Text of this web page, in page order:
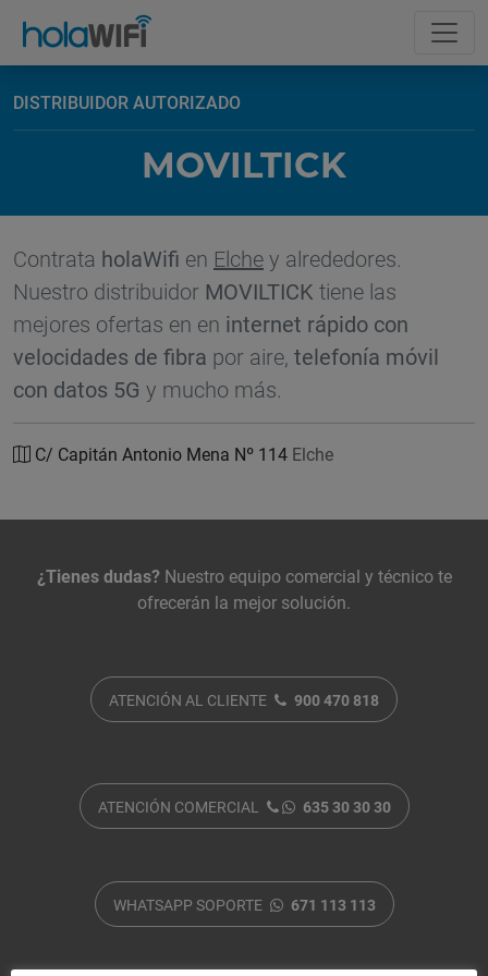
DISTRIBUIDOR AUTORIZADO
MOVILTICK
Contrata holaWifi en Elchey alrededores.
Nuestro distribuidor MOVILTICK tiene las
mejores ofertas en en internet rápido con
velocidades de fibra por aire, telefonía móvil
con datos 5G y mucho más.
C/ Capitán Antonio Mena Nº 114 Elche
¿Tienes dudas?Nuestro equipo comercial y técnico te
ofrecerán la mejor solución.
ATENCIÓN AL CLIENTE 900 470 818
ATENCIÓN COMERCIAL 635 30 30 30
WHATSAPP SOPORTE 671 113 113